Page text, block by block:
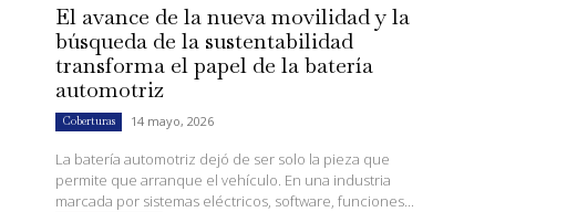
El avance de la nueva movilidad y la
búsqueda de la sustentabilidad
transforma el papel de la batería
automotriz
Coberturas 14 mayo, 2026
La batería automotriz dejó de ser solo la pieza que
permite que arranque el vehículo. En una industria
marcada por sistemas eléctricos, software, funciones...